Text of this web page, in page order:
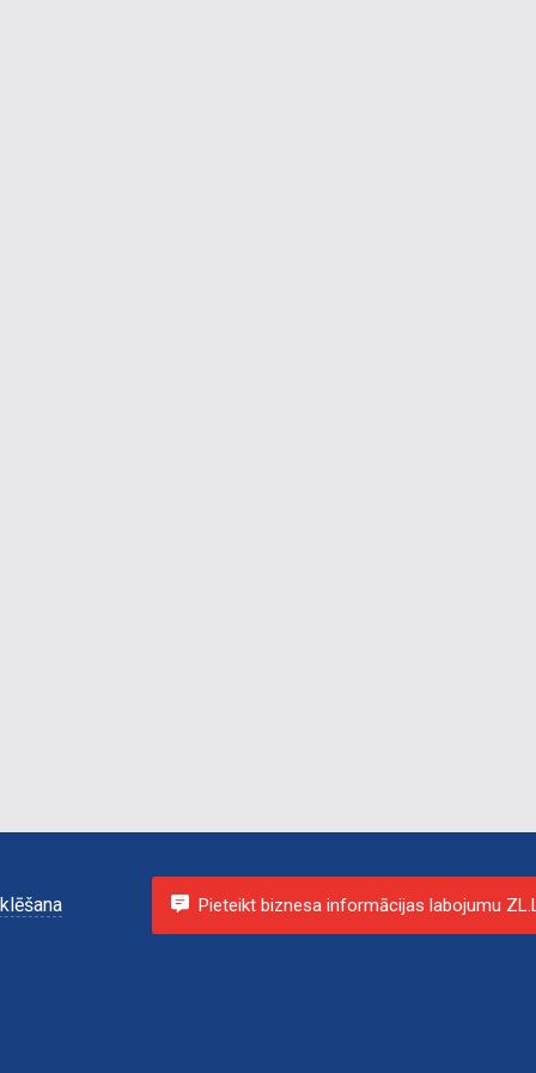
Pieteikt biznesa informācijas labojumu